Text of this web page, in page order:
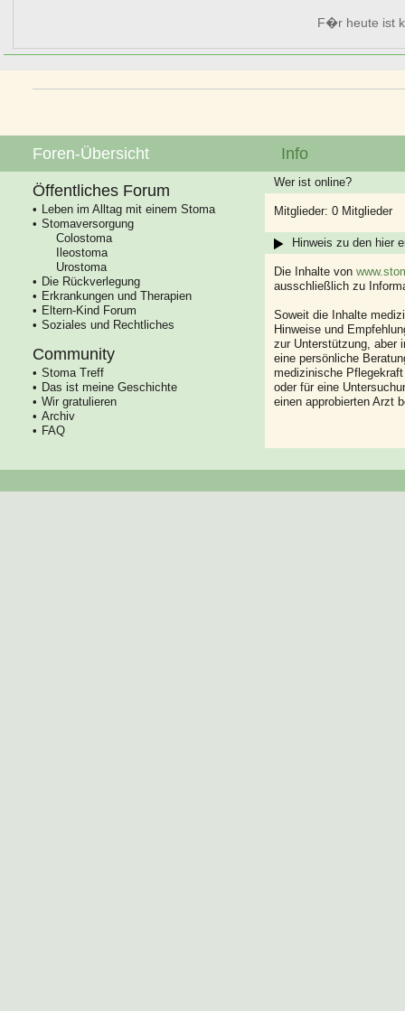
F�r heute ist
Foren-Übersicht
Öffentliches Forum
Leben im Alltag mit einem Stoma
Stomaversorgung
Colostoma
Ileostoma
Urostoma
Die Rückverlegung
Erkrankungen und Therapien
Eltern-Kind Forum
Soziales und Rechtliches
Community
Stoma Treff
Das ist meine Geschichte
Wir gratulieren
Archiv
FAQ
Info
Wer ist online?
Mitglieder: 0 Mitglieder
Hinweis zu den hier
Die Inhalte von
ausschließlich zu
Soweit die Inhalte
Hinweise und
zur Unterstützung, aber
eine persönliche
medizinische
oder für eine
einen approbierten Arzt